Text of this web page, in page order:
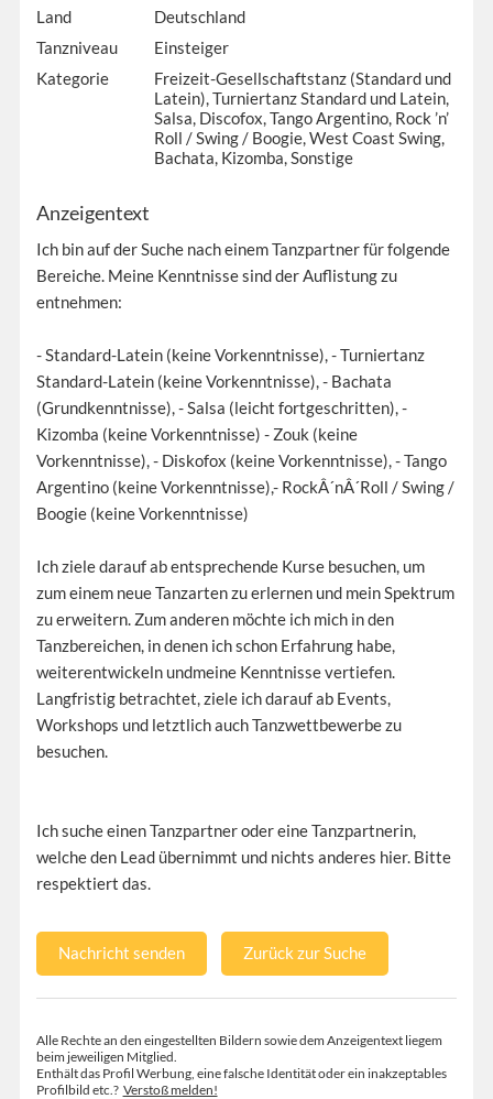
Land
Deutschland
Tanzniveau
Einsteiger
Kategorie
Freizeit-Gesellschaftstanz (Standard und
Latein), Turniertanz Standard und Latein,
Salsa, Discofox, Tango Argentino, Rock ’n’
Roll / Swing / Boogie, West Coast Swing,
Bachata, Kizomba, Sonstige
Anzeigentext
Ich bin auf der Suche nach einem Tanzpartner für folgende
Bereiche. Meine Kenntnisse sind der Auflistung zu
entnehmen:
- Standard-Latein (keine Vorkenntnisse), - Turniertanz
Standard-Latein (keine Vorkenntnisse), - Bachata
(Grundkenntnisse), - Salsa (leicht fortgeschritten), -
Kizomba (keine Vorkenntnisse) - Zouk (keine
Vorkenntnisse), - Diskofox (keine Vorkenntnisse), - Tango
Argentino (keine Vorkenntnisse),- RockÂ´nÂ´Roll / Swing /
Boogie (keine Vorkenntnisse)
Ich ziele darauf ab entsprechende Kurse besuchen, um
zum einem neue Tanzarten zu erlernen und mein Spektrum
zu erweitern. Zum anderen möchte ich mich in den
Tanzbereichen, in denen ich schon Erfahrung habe,
weiterentwickeln undmeine Kenntnisse vertiefen.
Langfristig betrachtet, ziele ich darauf ab Events,
Workshops und letztlich auch Tanzwettbewerbe zu
besuchen.
Ich suche einen Tanzpartner oder eine Tanzpartnerin,
welche den Lead übernimmt und nichts anderes hier. Bitte
respektiert das.
Nachricht senden Zurück zur Suche
Alle Rechte an den eingestellten Bildern sowie dem Anzeigentext liegem
beim jeweiligen Mitglied.
Enthält das Profil Werbung, eine falsche Identität oder ein inakzeptables
Profilbild etc.? Verstoß melden!